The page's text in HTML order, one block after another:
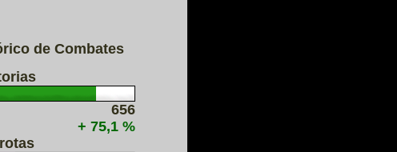
de Combates
656
+ 75,1 %